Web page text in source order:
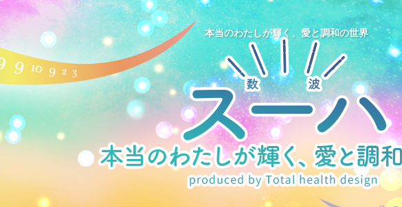
本当のわたしが輝く、愛と調和の世界